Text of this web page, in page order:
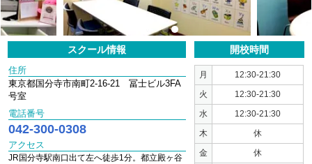
スクール情報
住所
東京都国分寺市南町2-16-21 冨士ビル3FA
号室
電話番号
042-300-0308
アクセス
JR国分寺駅南口出て左へ徒歩1分。都立殿ヶ谷
開校時間
月 12:30-21:30
火 12:30-21:30
水 12:30-21:30
木 休
金 休
4 5